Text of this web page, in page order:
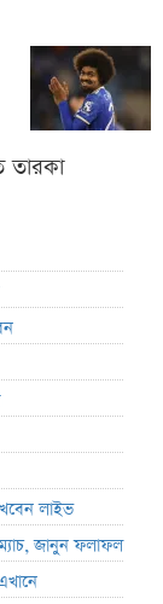
তারকা
লাইভ
জানুন ফলাফল